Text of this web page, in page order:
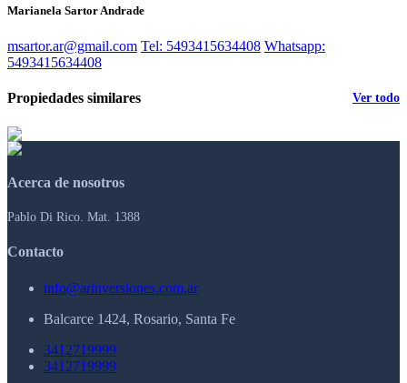
Marianela Sartor Andrade
msartor.ar@gmail.com Tel: 5493415634408 Whatsapp:
5493415634408
Propiedades similares Ver todo
Acerca de nosotros
Pablo Di Rico. Mat. 1388
Contacto
info@arinversiones.com.ar
Balcarce 1424, Rosario, Santa Fe
3412719999
3412719999